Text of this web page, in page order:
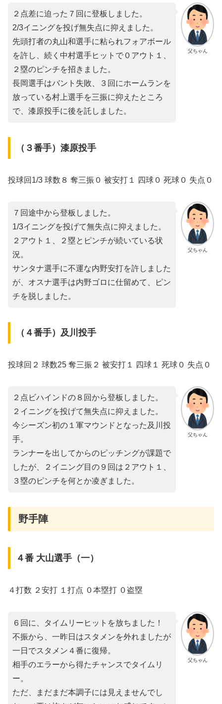
父ちゃん
２点差に迫った７回に登板しました。
2/3イニングを投げ無失点に抑えました。
先頭打者の丸山和選手に粘られフォアボール
を許し、続く中村選手ヒットで０アウト１、
２塁のピンチを招きました。
長岡選手はバント失敗、３回にホームランを
放っている村上選手を三振に抑えたところ
で、漆原投手に後を託しました。
（３番手）漆原投手
投球回1/3 球数８ 奪三振０ 被安打１ 四球０ 死球０ 失点０
父ちゃん
７回途中から登板しました。
1/3イニングを投げて無失点に抑えました。
２アウト１、２塁とピンチが続いている状
況。
サンタナ選手に不運な内野安打を許しました
が、オスナ選手は内野ゴロに仕留めて、ピン
チを脱しました。
（４番手）及川投手
投球回２ 球数25 奪三振２ 被安打１ 四球１ 死球０ 失点０
父ちゃん
２点ビハインドの８回から登板しました。
２イニングを投げて無失点に抑えました。
今シーズン初の１軍マウンドとなった及川投
手。
ランナーを出してからのピッチングが課題で
したが、２イニング目の９回は２アウト１、
３塁のピンチを何とか凌ぎました。
野手陣
４番 大山選手（一）
４打数 ２安打 １打点 ０本塁打 ０盗塁
父ちゃん
６回に、タイムリーヒットを放ちました！
不振から、一昨日はスタメンを外れましたが
一日でスタメン４番に復帰。
相手のエラーから得たチャンスでタイムリ
ー。
ただ、まだまだ本調子には見えませんでし